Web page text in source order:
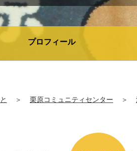
プロフィール
＞ 栗原コミュニティセンター ＞